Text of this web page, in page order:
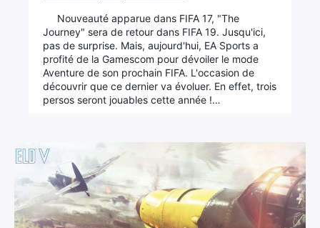
Nouveauté apparue dans FIFA 17, "The
Journey" sera de retour dans FIFA 19. Jusqu'ici,
pas de surprise. Mais, aujourd'hui, EA Sports a
profité de la Gamescom pour dévoiler le mode
Aventure de son prochain FIFA. L'occasion de
découvrir que ce dernier va évoluer. En effet, trois
persos seront jouables cette année !…
Rechercher